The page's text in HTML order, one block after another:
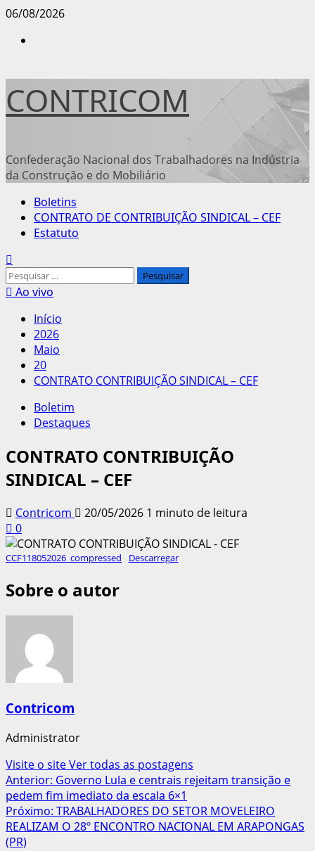
Avançar
06/08/2026
CONTRICOM
Confederação Nacional dos Trabalhadores na Indústria
da Construção e do Mobiliário
Menu
principal
Boletins
CONTRATO DE CONTRIBUIÇÃO SINDICAL – CEF
Estatuto
Pesquisar
por:Ao vivo
Início
2026
Maio
20
CONTRATO CONTRIBUIÇÃO SINDICAL – CEF
Boletim
Destaques
CONTRATO CONTRIBUIÇÃO
SINDICAL – CEF
Contricom 20/05/2026 1 minuto de leitura
0
CCF118052026_compressed Descarregar
Sobre o autor
Contricom
Administrator
Visite o siteVer todas as postagens
Navegação
de
artigos
Anterior: Governo Lula e centrais rejeitam transição e
pedem fim imediato da escala 6×1
Próximo: TRABALHADORES DO SETOR MOVELEIRO
REALIZAM O 28º ENCONTRO NACIONAL EM ARAPONGAS
(PR)